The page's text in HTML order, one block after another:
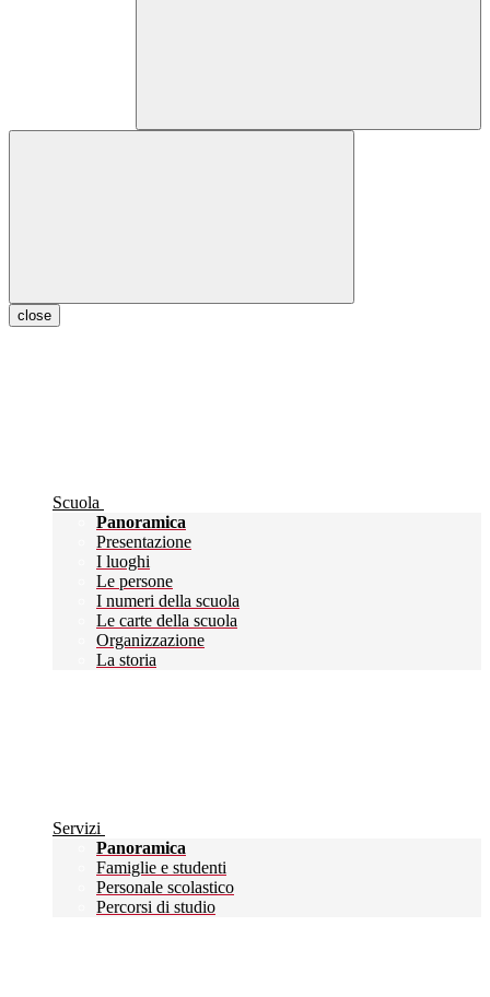
close
Scuola
Panoramica
Presentazione
I luoghi
Le persone
I numeri della scuola
Le carte della scuola
Organizzazione
La storia
Servizi
Panoramica
Famiglie e studenti
Personale scolastico
Percorsi di studio